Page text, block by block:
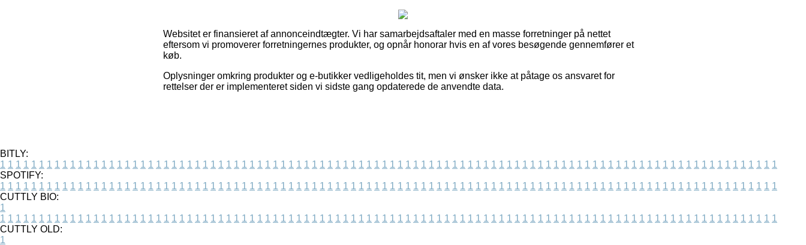
Websitet er finansieret af annonceindtægter. Vi har samarbejdsaftaler med en masse forretninger på nettet
eftersom vi promoverer forretningernes produkter, og opnår honorar hvis en af vores besøgende gennemfører et
køb.
Oplysninger omkring produkter og e-butikker vedligeholdes tit, men vi ønsker ikke at påtage os ansvaret for
rettelser der er implementeret siden vi sidste gang opdaterede de anvendte data.
BITLY:
1 1 1 1 1 1 1 1 1 1 1 1 1 1 1 1 1 1 1 1 1 1 1 1 1 1 1 1 1 1 1 1 1 1 1 1 1 1 1 1 1 1 1 1 1 1 1 1 1 1 1 1 1 1 1 1 1 1 1 1 1 1 1 1 1 1 1 1 1 1 1 1 1 1 1 1 1 1 1 1 1 1 1 1 1 1 1 1 1 1 1 1 1 1 1 1 1 1 1 1
SPOTIFY:
1 1 1 1 1 1 1 1 1 1 1 1 1 1 1 1 1 1 1 1 1 1 1 1 1 1 1 1 1 1 1 1 1 1 1 1 1 1 1 1 1 1 1 1 1 1 1 1 1 1 1 1 1 1 1 1 1 1 1 1 1 1 1 1 1 1 1 1 1 1 1 1 1 1 1 1 1 1 1 1 1 1 1 1 1 1 1 1 1 1 1 1 1 1 1 1 1 1 1 1
CUTTLY BIO:
1
1 1 1 1 1 1 1 1 1 1 1 1 1 1 1 1 1 1 1 1 1 1 1 1 1 1 1 1 1 1 1 1 1 1 1 1 1 1 1 1 1 1 1 1 1 1 1 1 1 1 1 1 1 1 1 1 1 1 1 1 1 1 1 1 1 1 1 1 1 1 1 1 1 1 1 1 1 1 1 1 1 1 1 1 1 1 1 1 1 1 1 1 1 1 1 1 1 1 1 1
CUTTLY OLD:
1